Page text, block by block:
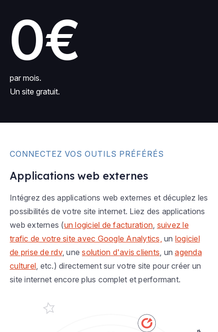
0€
par mois.
Un site gratuit.
CONNECTEZ VOS OUTILS PRÉFÉRÉS
Applications web externes
Intégrez des applications web externes et décuplez les
possibilités de votre site internet. Liez des applications
web externes (un logiciel de facturation, suivez le
trafic de votre site avec Google Analytics, un logiciel
de prise de rdv, unesolution d'avis clients, unagenda
culturel, etc.) directement sur votre site pour créer un
site internet encore plus complet et performant.